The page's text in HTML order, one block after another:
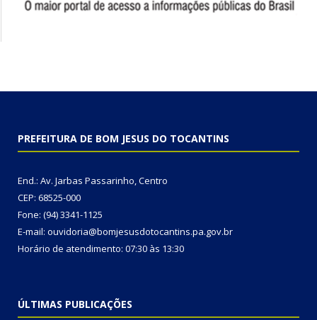
PREFEITURA DE BOM JESUS DO TOCANTINS
End.: Av. Jarbas Passarinho, Centro
CEP: 68525-000
Fone: (94) 3341-1125
E-mail: ouvidoria@bomjesusdotocantins.pa.gov.br
Horário de atendimento: 07:30 às 13:30
ÚLTIMAS PUBLICAÇÕES